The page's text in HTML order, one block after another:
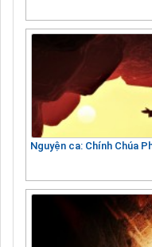
Nguyện ca: Chính Chúa